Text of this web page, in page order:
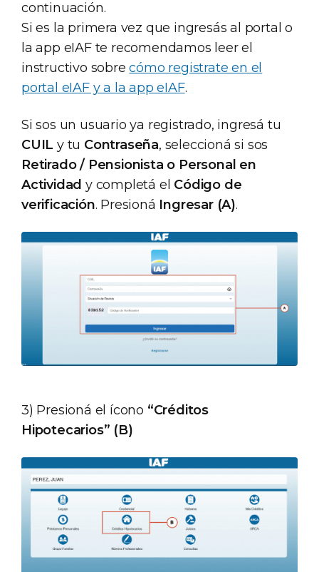
continuación.
Si es la primera vez que ingresás al portal o
la app eIAF te recomendamos leer el
instructivo sobrecómo registrate en el
portal eIAF y a la app eIAF.
Si sos un usuario ya registrado, ingresá tu
CUIL y tu Contraseña, seleccioná si sos
Retirado / Pensionista o Personal en
Actividad y completá el Código de
verificación. Presioná Ingresar (A).
3) Presioná el ícono “Créditos
Hipotecarios” (B)